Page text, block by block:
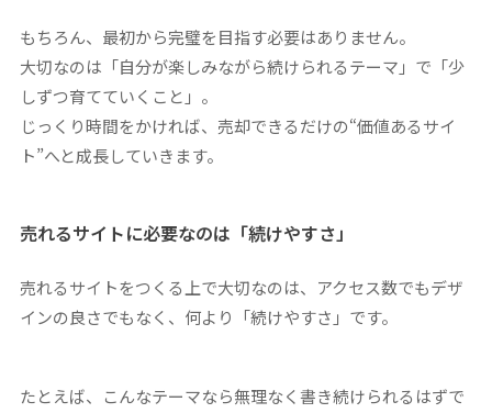
もちろん、最初から完璧を目指す必要はありません。
大切なのは「自分が楽しみながら続けられるテーマ」で「少
しずつ育てていくこと」。
じっくり時間をかければ、売却できるだけの“価値あるサイ
ト”へと成長していきます。
売れるサイトに必要なのは「続けやすさ」
売れるサイトをつくる上で大切なのは、アクセス数でもデザ
インの良さでもなく、何より「続けやすさ」です。
たとえば、こんなテーマなら無理なく書き続けられるはずで